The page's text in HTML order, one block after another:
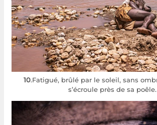
10.Fatigué, brûlé par le soleil, sans
s’écroule près de sa poêle.